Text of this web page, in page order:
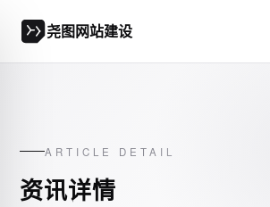
尧图网站建设
ARTICLE DETAIL
资讯详情